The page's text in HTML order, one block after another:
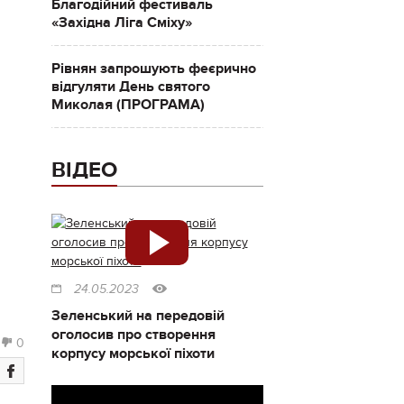
0
Благодійний фестиваль
«Західна Ліга Сміху»
Рівнян запрошують феєрично
відгуляти День святого
Миколая (ПРОГРАМА)
ВІДЕО
24.05.2023
Зеленський на передовій
оголосив про створення
корпусу морської піхоти